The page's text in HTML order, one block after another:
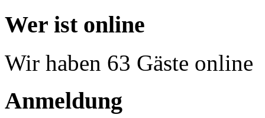
Wer ist online
Wir haben 63 Gäste online
Anmeldung